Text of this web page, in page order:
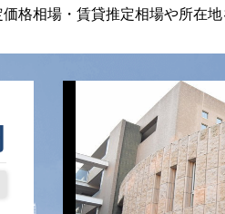
格相場・賃貸推定相場や所在地